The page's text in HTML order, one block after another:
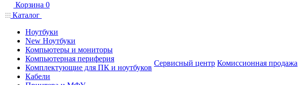
Корзина 0
Каталог
Ноутбуки
New Ноутбуки
Компьютеры и мониторы
Компьютерная периферия
Комплектующие для ПК и ноутбуков
Кабели
Сервисный центр Комиссионная продажа